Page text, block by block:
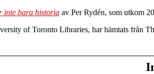
inte bara historia av Per Rydén, som utkom
of Toronto Libraries, har hämtats från